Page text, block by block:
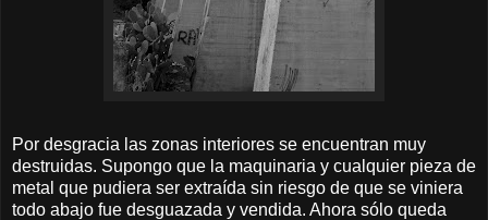
Por desgracia las zonas interiores se encuentran muy
destruidas. Supongo que la maquinaria y cualquier pieza de
metal que pudiera ser extraída sin riesgo de que se viniera
todo abajo fue desguazada y vendida. Ahora sólo queda